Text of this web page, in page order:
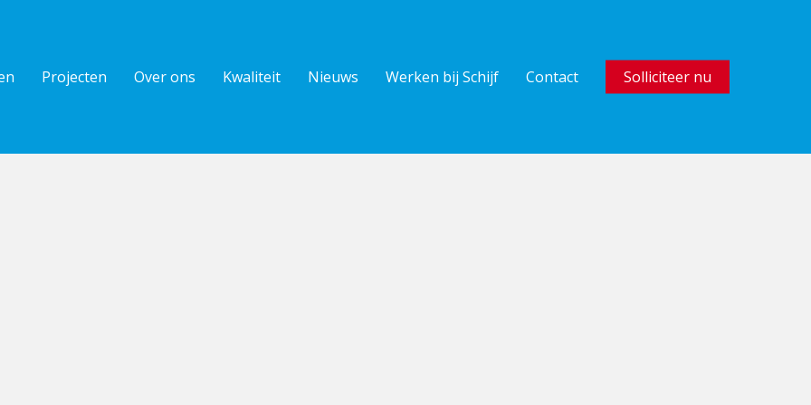
Projecten Over ons Kwaliteit Nieuws Werken bij Schijf Contact Solliciteer nu